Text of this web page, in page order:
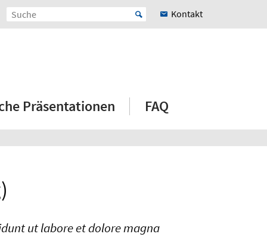
Kontakt
Präsentationen FAQ
ut labore et dolore magna